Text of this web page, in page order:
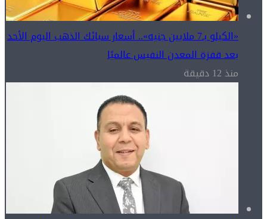
«الكيلو بـ7 ملايين جنيه».. أسعار سبائك الذهب اليوم الأحد
بعد قفزة المعدن النفيس عالميًا
منذ 12 دقيقة